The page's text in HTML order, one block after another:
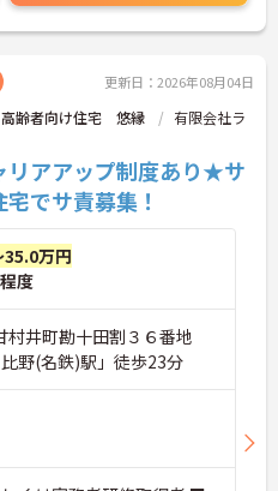
更新日：2026年08月04日
高齢者向け住宅 悠縁
有限会社ラ
リアアップ制度あり★サ
でサ責募集！
万円
度
村井町勘十田割３６番地
野(名鉄)駅」徒歩23分